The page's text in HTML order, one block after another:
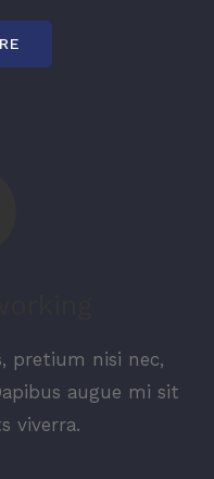
pretium nisi nec,
augue mi sit
viverra.